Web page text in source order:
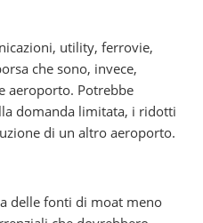
utility, ferrovie,
che sono, invece,
aeroporto. Potrebbe
domanda limitata, i ridotti
di un altro aeroporto.
delle fonti di moat meno